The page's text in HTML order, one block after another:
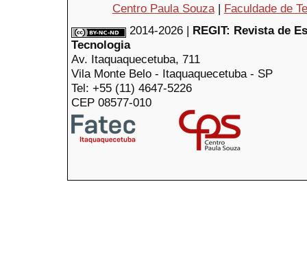
Centro Paula Souza| Faculdade de
2014-2026 | REGIT: Revista de
Tecnologia
Av. Itaquaquecetuba, 711
Vila Monte Belo - Itaquaquecetuba - SP
Tel: +55 (11) 4647-5226
CEP 08577-010